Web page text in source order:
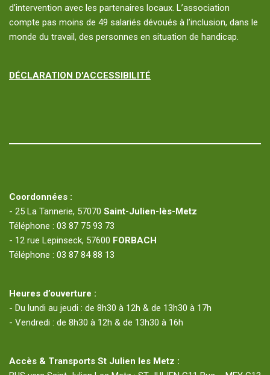
d’intervention avec les partenaires locaux. L’association
compte pas moins de 49 salariés dévoués à l’inclusion, dans le
monde du travail, des personnes en situation de handicap.
DÉCLARATION D'ACCESSIBILITÉ
Coordonnées :
- 25 La Tannerie, 57070 Saint-Julien-lès-Metz
Téléphone : 03 87 75 93 73
- 12 rue Lepinseck, 57600 FORBACH
Téléphone : 03 87 84 88 13
Heures d’ouverture :
- Du lundi au jeudi : de 8h30 à 12h & de 13h30 à 17h
- Vendredi : de 8h30 à 12h & de 13h30 à 16h
Accès & Transports St Julien les Metz :